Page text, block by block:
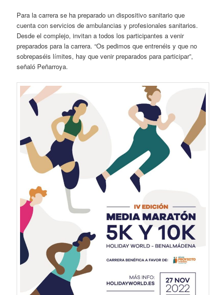
Para la carrera se ha preparado un dispositivo sanitario que
cuenta con servicios de ambulancias y profesionales sanitarios.
Desde el complejo, invitan a todos los participantes a venir
preparados para la carrera. “Os pedimos que entrenéis y que no
sobrepaséis límites, hay que venir preparados para participar”,
señaló Peñarroya.